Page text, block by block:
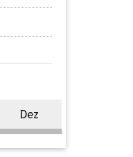
Dez